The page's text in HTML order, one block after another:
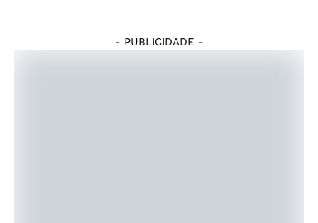
- PUBLICIDADE -